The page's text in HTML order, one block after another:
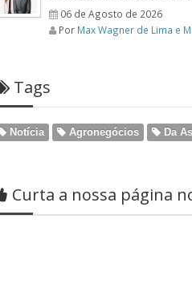
06 de Agosto de 2026
Por Max Wagner de Lima e
Tags
Notícia Agronegócios Da
Curta a nossa página